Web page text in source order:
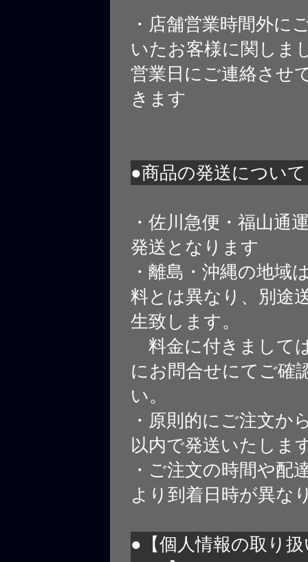
・店舗営業時間外に
いたお客様に関しま
営業日にご連絡させ
きます
●商品の発送について
・佐川急便・福山通
発送となります
・離島・沖縄の地域
料とは異なり、別途
生致します。
料金に付きまして
にお問合せにてご確
い。
・原則的にご注文か
以内で発送いたしま
・ご注文の時間や配
より到着日時が異な
●【個人情報の取り